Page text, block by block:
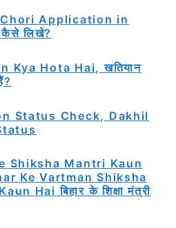
Application in
लिखे?
Kya Hota Hai, खतियान
Status Check, Dakhil
Shiksha Mantri Kaun
Ke Vartman Shiksha
Hai बिहार के शिक्षा मंत्री